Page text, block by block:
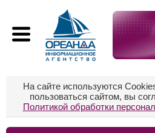
На сайте используются
пользоваться сайтом, вы
Политикой обработки